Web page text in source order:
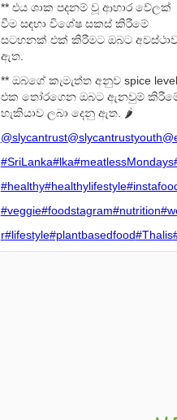
** එය ශාක පදනම් වූ ආහාර වේලක්
වීම සඳහා විශේෂ සකස් කිරීමේ
සටහනක් එක් කිරීමට ඔබට
ඇත.
** ඔබගේ කැමැත්ත අනුව spice level
එක තෝරගෙන ඔබට ඇනවුම්
හැකියාව ලබා දෙනු ඇත. 🌶️
@slycantrust@slycantrustyouth
#SriLanka#lka#meatlessMondays
#healthy#healthylifestyle
#veggie#foodstagram#nutrition
r#lifestyle#plantbasedfood#Thalis